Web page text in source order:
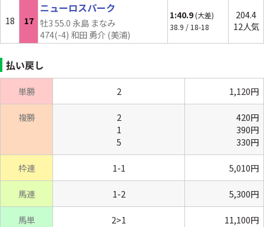
18 17
ニューロスパーク
牡3 55.0 永島 まなみ
474(-4) 和田 勇介 (美浦)
1:40.9(大差)
38.9 / 18-18
204.4
12人気
払い戻し
単勝 2 1,120円
複勝
2
1
5
420円
390円
330円
枠連 1-1 5,010円
馬連 1-2 5,300円
馬単 2>1 11,100円